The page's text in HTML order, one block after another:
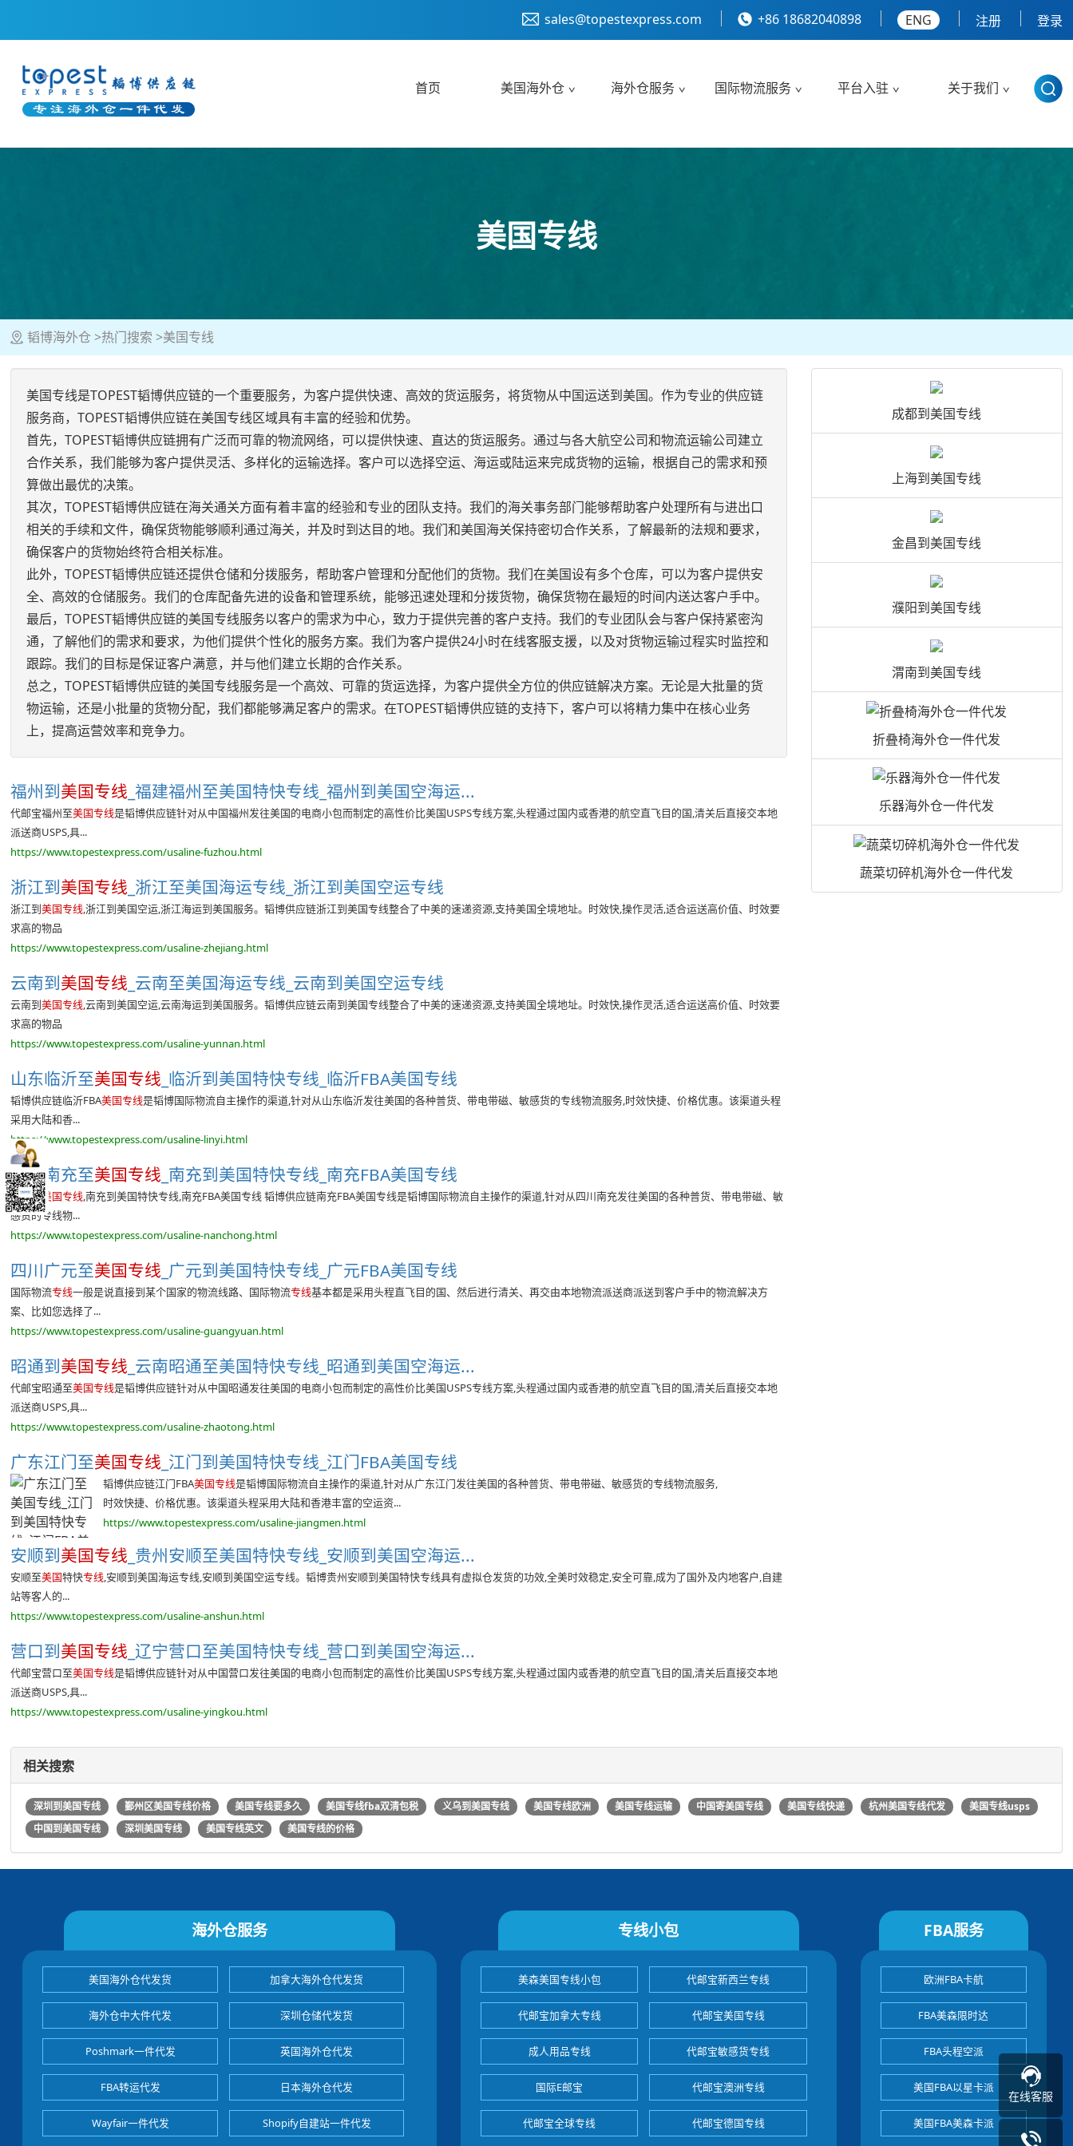
sales@topestexpress.com +86 18682040898 ENG 注册 登录
首页 美国海外仓 海外仓服务 国际物流服务 平台入驻 关于我们
美国专线
韬博海外仓 热门搜索 美国专线
美国专线是TOPEST韬博供应链的一个重要服务，为客户提供快速、高效的货运服务，将货物从中国运送到美国。作为专业的供应链
服务商，TOPEST韬博供应链在美国专线区域具有丰富的经验和优势。
首先，TOPEST韬博供应链拥有广泛而可靠的物流网络，可以提供快速、直达的货运服务。通过与各大航空公司和物流运输公司建立
合作关系，我们能够为客户提供灵活、多样化的运输选择。客户可以选择空运、海运或陆运来完成货物的运输，根据自己的需求和预
算做出最优的决策。
其次，TOPEST韬博供应链在海关通关方面有着丰富的经验和专业的团队支持。我们的海关事务部门能够帮助客户处理所有与进出口
相关的手续和文件，确保货物能够顺利通过海关，并及时到达目的地。我们和美国海关保持密切合作关系，了解最新的法规和要求，
确保客户的货物始终符合相关标准。
此外，TOPEST韬博供应链还提供仓储和分拨服务，帮助客户管理和分配他们的货物。我们在美国设有多个仓库，可以为客户提供安
全、高效的仓储服务。我们的仓库配备先进的设备和管理系统，能够迅速处理和分拨货物，确保货物在最短的时间内送达客户手中。
最后，TOPEST韬博供应链的美国专线服务以客户的需求为中心，致力于提供完善的客户支持。我们的专业团队会与客户保持紧密沟
通，了解他们的需求和要求，为他们提供个性化的服务方案。我们为客户提供24小时在线客服支援，以及对货物运输过程实时监控和
跟踪。我们的目标是保证客户满意，并与他们建立长期的合作关系。
总之，TOPEST韬博供应链的美国专线服务是一个高效、可靠的货运选择，为客户提供全方位的供应链解决方案。无论是大批量的货
物运输，还是小批量的货物分配，我们都能够满足客户的需求。在TOPEST韬博供应链的支持下，客户可以将精力集中在核心业务
上，提高运营效率和竞争力。
福州到美国专线 _福建福州至美国特快专线_福州到美国空海运...
代邮宝福州至美国专线是韬博供应链针对从中国福州发往美国的电商小包而制定的高性价比美国USPS专线方案,头程通过国内或香港的航空直飞目的国,清关后直接交本地
派送商USPS,具...
https://www.topestexpress.com/usaline-fuzhou.html
浙江到美国专线 _浙江至美国海运专线_浙江到美国空运专线
浙江到美国专线,浙江到美国空运,浙江海运到美国服务。韬博供应链浙江到美国专线整合了中美的速递资源,支持美国全境地址。时效快,操作灵活,适合运送高价值、时效要
求高的物品
https://www.topestexpress.com/usaline-zhejiang.html
云南到美国专线 _云南至美国海运专线_云南到美国空运专线
云南到美国专线,云南到美国空运,云南海运到美国服务。韬博供应链云南到美国专线整合了中美的速递资源,支持美国全境地址。时效快,操作灵活,适合运送高价值、时效要
求高的物品
https://www.topestexpress.com/usaline-yunnan.html
山东临沂至美国专线 _临沂到美国特快专线_临沂FBA美国专线
韬博供应链临沂FBA美国专线是韬博国际物流自主操作的渠道,针对从山东临沂发往美国的各种普货、带电带磁、敏感货的专线物流服务,时效快捷、价格优惠。该渠道头程
采用大陆和香...
https://www.topestexpress.com/usaline-linyi.html
四川南充至美国专线 _南充到美国特快专线_南充FBA美国专线
南充到美国专线,南充到美国特快专线,南充FBA美国专线 韬博供应链南充FBA美国专线是韬博国际物流自主操作的渠道,针对从四川南充发往美国的各种普货、带电带磁、敏
感货的专线物...
https://www.topestexpress.com/usaline-nanchong.html
四川广元至美国专线 _广元到美国特快专线_广元FBA美国专线
国际物流专线一般是说直接到某个国家的物流线路、国际物流专线基本都是采用头程直飞目的国、然后进行清关、再交由本地物流派送商派送到客户手中的物流解决方
案、比如您选择了...
https://www.topestexpress.com/usaline-guangyuan.html
昭通到美国专线 _云南昭通至美国特快专线_昭通到美国空海运...
代邮宝昭通至美国专线是韬博供应链针对从中国昭通发往美国的电商小包而制定的高性价比美国USPS专线方案,头程通过国内或香港的航空直飞目的国,清关后直接交本地
派送商USPS,具...
https://www.topestexpress.com/usaline-zhaotong.html
广东江门至美国专线 _江门到美国特快专线_江门FBA美国专线
韬博供应链江门FBA美国专线是韬博国际物流自主操作的渠道,针对从广东江门发往美国的各种普货、带电带磁、敏感货的专线物流服务,
时效快捷、价格优惠。该渠道头程采用大陆和香港丰富的空运资...
https://www.topestexpress.com/usaline-jiangmen.html
安顺到美国专线 _贵州安顺至美国特快专线_安顺到美国空海运...
安顺至美国特快专线,安顺到美国海运专线,安顺到美国空运专线。韬博贵州安顺到美国特快专线具有虚拟仓发货的功效,全美时效稳定,安全可靠,成为了国外及内地客户,自建
站等客人的...
https://www.topestexpress.com/usaline-anshun.html
营口到美国专线 _辽宁营口至美国特快专线_营口到美国空海运...
代邮宝营口至美国专线是韬博供应链针对从中国营口发往美国的电商小包而制定的高性价比美国USPS专线方案,头程通过国内或香港的航空直飞目的国,清关后直接交本地
派送商USPS,具...
https://www.topestexpress.com/usaline-yingkou.html
成都到美国专线
上海到美国专线
金昌到美国专线
濮阳到美国专线
渭南到美国专线
折叠椅海外仓一件代发
乐器海外仓一件代发
蔬菜切碎机海外仓一件代发
相关搜索
深圳到美国专线 鄞州区美国专线价格 美国专线要多久 美国专线fba双清包税 义乌到美国专线 美国专线欧洲 美国专线运输 中国寄美国专线 美国专线快递 杭州美国专线代发
美国专线usps
中国到美国专线
深圳美国专线 美国专线英文 美国专线的价格
海外仓服务
美国海外仓代发货 加拿大海外仓代发货
海外仓中大件代发 深圳仓储代发货
Poshmark一件代发 英国海外仓代发
FBA转运代发 日本海外仓代发
Wayfair一件代发 Shopify自建站一件代发
专线小包
美森美国专线小包 代邮宝新西兰专线
代邮宝加拿大专线 代邮宝美国专线
成人用品专线 代邮宝敏感货专线
国际E邮宝 代邮宝澳洲专线
代邮宝全球专线 代邮宝德国专线
FBA服务
欧洲FBA卡航
FBA美森限时达
FBA头程空派
美国FBA以星卡派
美国FBA美森卡派
在线客服